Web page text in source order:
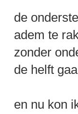
de
adem te
zonder
de helft
en nu kon